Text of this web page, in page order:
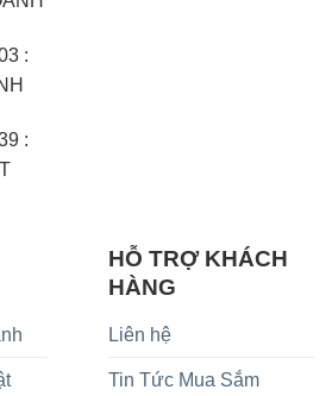
:
:
HỖ TRỢ KHÁCH
HÀNG
Liên hệ
Tin Tức Mua Sắm